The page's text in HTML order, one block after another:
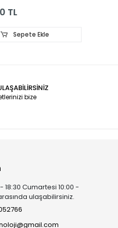
TL
Sepete Ekle
bize
18:30 Cumartesi 10:00 -
ulaşabilirsiniz.